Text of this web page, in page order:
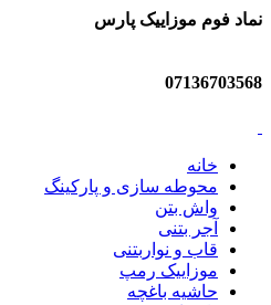
نماد فوم موزاییک پارس
07136703568
خانه
محوطه سازی و پارکینگ
واش بتن
آجر بتنی
قاب و نواربتنی
موزاییک رمپ
حاشیه باغچه